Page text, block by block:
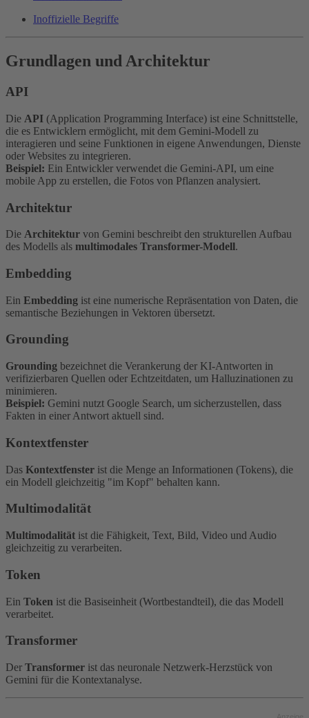
Inoffizielle Begriffe
Grundlagen und Architektur
API
Die API (Application Programming Interface) ist eine Schnittstelle,
die es Entwicklern ermöglicht, mit dem Gemini-Modell zu
interagieren und seine Funktionen in eigene Anwendungen, Dienste
oder Websites zu integrieren.
Beispiel: Ein Entwickler verwendet die Gemini-API, um eine
mobile App zu erstellen, die Fotos von Pflanzen analysiert.
Architektur
Die Architektur von Gemini beschreibt den strukturellen Aufbau
des Modells als multimodales Transformer-Modell.
Embedding
Ein Embedding ist eine numerische Repräsentation von Daten, die
semantische Beziehungen in Vektoren übersetzt.
Grounding
Grounding bezeichnet die Verankerung der KI-Antworten in
verifizierbaren Quellen oder Echtzeitdaten, um Halluzinationen zu
minimieren.
Beispiel: Gemini nutzt Google Search, um sicherzustellen, dass
Fakten in einer Antwort aktuell sind.
Kontextfenster
Das Kontextfenster ist die Menge an Informationen (Tokens), die
ein Modell gleichzeitig "im Kopf" behalten kann.
Multimodalität
Multimodalität ist die Fähigkeit, Text, Bild, Video und Audio
gleichzeitig zu verarbeiten.
Token
Ein Token ist die Basiseinheit (Wortbestandteil), die das Modell
verarbeitet.
Transformer
Der Transformer ist das neuronale Netzwerk-Herzstück von
Gemini für die Kontextanalyse.